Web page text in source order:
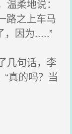
柔地说：
路之上车马
，因为.....”
几句话，李
真的吗？当